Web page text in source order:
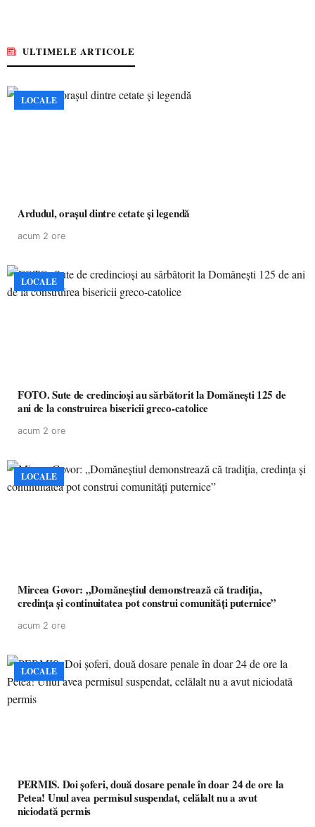
ULTIMELE ARTICOLE
LOCALE
Ardudul, orașul dintre cetate și legendă
acum 2 ore
LOCALE
FOTO. Sute de credincioși au sărbătorit la Domănești 125 de
ani de la construirea bisericii greco-catolice
acum 2 ore
LOCALE
Mircea Govor: „Domăneștiul demonstrează că tradiția,
credința și continuitatea pot construi comunități puternice”
acum 2 ore
LOCALE
PERMIS. Doi șoferi, două dosare penale în doar 24 de ore la
Petea! Unul avea permisul suspendat, celălalt nu a avut
niciodată permis